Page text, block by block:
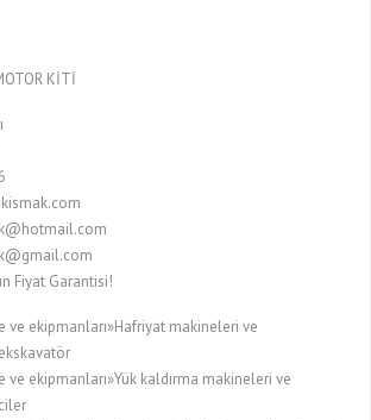
KİTİ
Fiyat Garantisi!
ve ekipmanları»Hafriyat makineleri ve
ve ekipmanları»Yük kaldırma makineleri ve